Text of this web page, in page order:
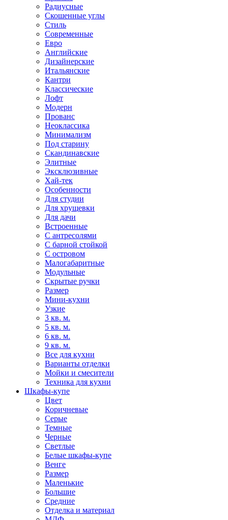
Радиусные
Скошенные углы
Стиль
Современные
Евро
Английские
Дизайнерские
Итальянские
Кантри
Классические
Лофт
Модерн
Прованс
Неоклассика
Минимализм
Под старину
Скандинавские
Элитные
Эксклюзивные
Хай-тек
Особенности
Для студии
Для хрущевки
Для дачи
Встроенные
С антресолями
С барной стойкой
С островом
Малогабаритные
Модульные
Скрытые ручки
Размер
Мини-кухни
Узкие
3 кв. м.
5 кв. м.
6 кв. м.
9 кв. м.
Все для кухни
Варианты отделки
Мойки и смесители
Техника для кухни
Шкафы-купе
Цвет
Коричневые
Серые
Темные
Черные
Светлые
Белые шкафы-купе
Венге
Размер
Маленькие
Большие
Средние
Отделка и материал